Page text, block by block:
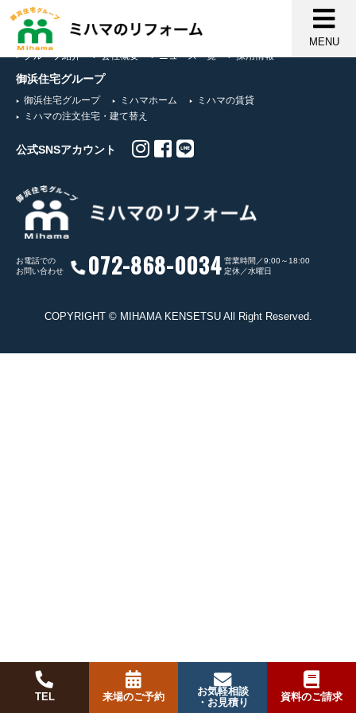
MENU
グループ紹介 会社概要 ニュース一覧 採用情報
御浜住宅グループ
御浜住宅グループ ミハマホーム
ミハマの賃貸
ミハマの注文住宅・建て替え
公式SNSアカウント
お電話での
お問い合わせ
072-868-0034 営業時間／9:00～18:00
定休／水曜日
COPYRIGHT © MIHAMA KENSETSU All Right Reserved.
TEL 来場のご予約
お気軽相談
・お見積り
資料のご請求